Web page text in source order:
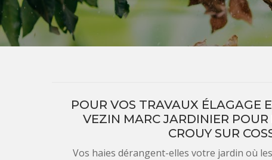
POUR VOS TRAVAUX ÉLAGAGE
VEZIN MARC JARDINIER
CROUY SUR
Vos haies dérangent-elles votre jardin où